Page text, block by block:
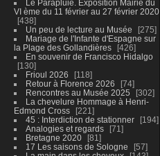
Le Parapluie. Exposition Mairie du
VI ème du 11 février au 27 février 2020
438
Un peu de lecture au Musée
275
Mariage de l'Infante d'Espagne sur
la Plage des Gollandières
426
En souvenir de Francisco Hidalgo
130
Frioul 2026
118
Retour à Florence 2026
74
Rencontres au Musée 2025
302
La chevelure Hommage à Henri-
Edmond Cross
221
45 : Interdiction de stationner
194
Analogies et regards
71
Bretagne 2020
81
17 Les saisons de Sologne
57